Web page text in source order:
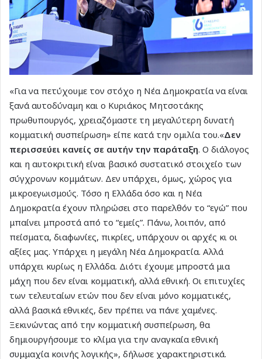
«Για να πετύχουμε τον στόχο η Νέα Δημοκρατία να είναι
ξανά αυτοδύναμη και ο Κυριάκος Μητσοτάκης
πρωθυπουργός, χρειαζόμαστε τη μεγαλύτερη δυνατή
κομματική συσπείρωση» είπε κατά την ομιλία του.«Δεν
περισσεύει κανείς σε αυτήν την παράταξη. Ο διάλογος
και η αυτοκριτική είναι βασικό συστατικό στοιχείο των
σύγχρονων κομμάτων. Δεν υπάρχει, όμως, χώρος για
μικροεγωισμούς. Τόσο η Ελλάδα όσο και η Νέα
Δημοκρατία έχουν πληρώσει στο παρελθόν το “εγώ” που
μπαίνει μπροστά από το “εμείς”. Πάνω, λοιπόν, από
πείσματα, διαφωνίες, πικρίες, υπάρχουν οι αρχές κι οι
αξίες μας. Υπάρχει η μεγάλη Νέα Δημοκρατία. Αλλά
υπάρχει κυρίως η Ελλάδα. Διότι έχουμε μπροστά μια
μάχη που δεν είναι κομματική, αλλά εθνική. Οι επιτυχίες
των τελευταίων ετών που δεν είναι μόνο κομματικές,
αλλά βασικά εθνικές, δεν πρέπει να πάνε χαμένες.
Ξεκινώντας από την κομματική συσπείρωση, θα
δημιουργήσουμε το κλίμα για την αναγκαία εθνική
συμμαχία κοινής λογικής», δήλωσε χαρακτηριστικά.